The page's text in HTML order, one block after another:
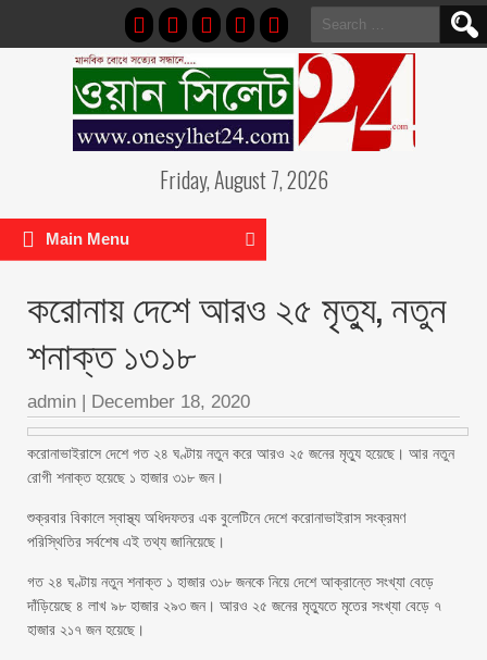
Search
for:
Friday, August 7, 2026
Main Menu
করোনায় দেশে আরও ২৫ মৃত্যু, নতুন
শনাক্ত ১৩১৮
admin | December 18, 2020
করোনাভাইরাসে দেশে গত ২৪ ঘণ্টায় নতুন করে আরও ২৫ জনের মৃত্যু হয়েছে। আর নতুন
রোগী শনাক্ত হয়েছে ১ হাজার ৩১৮ জন।
শুক্রবার বিকালে স্বাস্থ্য অধিদফতর এক বুলেটিনে দেশে করোনাভাইরাস সংক্রমণ
পরিস্থিতির সর্বশেষ এই তথ্য জানিয়েছে।
গত ২৪ ঘণ্টায় নতুন শনাক্ত ১ হাজার ৩১৮ জনকে নিয়ে দেশে আক্রান্তে সংখ্যা বেড়ে
দাঁড়িয়েছে ৪ লাখ ৯৮ হাজার ২৯৩ জন। আরও ২৫ জনের মৃত্যুতে মৃতের সংখ্যা বেড়ে ৭
হাজার ২১৭ জন হয়েছে।